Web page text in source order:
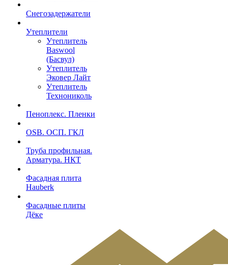
Снегозадержатели
Утеплители
Утеплитель
Baswool
(Басвул)
Утеплитель
Эковер Лайт
Утеплитель
Технониколь
Пеноплекс. Пленки
OSB. ОСП. ГКЛ
Труба профильная.
Арматура. НКТ
Фасадная плита
Hauberk
Фасадные плиты
Дёке